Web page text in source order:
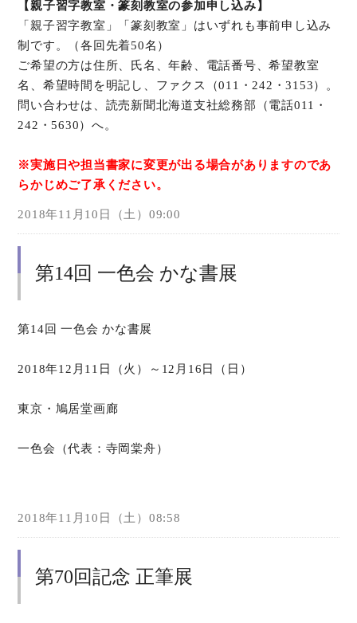
【親子習字教室・篆刻教室の参加申し込み】
「親子習字教室」「篆刻教室」はいずれも事前申し込み
制です。（各回先着50名）
ご希望の方は住所、氏名、年齢、電話番号、希望教室
名、希望時間を明記し、ファクス（011・242・3153）。
問い合わせは、読売新聞北海道支社総務部（電話011・
242・5630）へ。
※実施日や担当書家に変更が出る場合がありますのであ
らかじめご了承ください。
2018年11月10日（土）09:00
第14回 一色会 かな書展
第14回 一色会 かな書展
2018年12月11日（火）～12月16日（日）
東京・鳩居堂画廊
一色会（代表：寺岡棠舟）
2018年11月10日（土）08:58
第70回記念 正筆展